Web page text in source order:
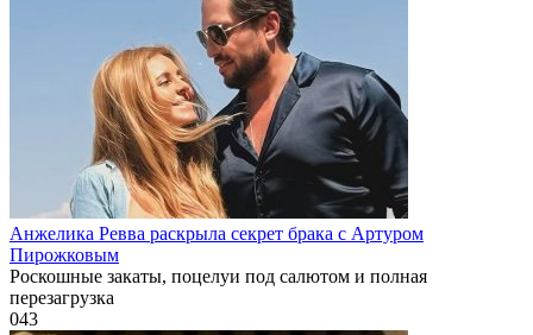
Анжелика Ревва раскрыла секрет брака с Артуром
Пирожковым
Роскошные закаты, поцелуи под салютом и полная
перезагрузка
043